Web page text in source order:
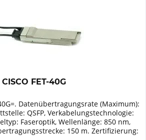
CISCO FET-40G
Datenübertragungsrate (Maximum):
QSFP, Verkabelungstechnologie:
Faseroptik, Wellenlänge: 850 nm,
150 m. Zertifizierung: